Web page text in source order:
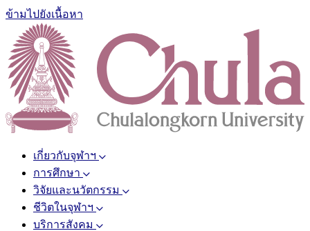
ข้ามไปยังเนื้อหา
เกี่ยวกับจุฬาฯ
การศึกษา
วิจัยและนวัตกรรม
ชีวิตในจุฬาฯ
บริการสังคม